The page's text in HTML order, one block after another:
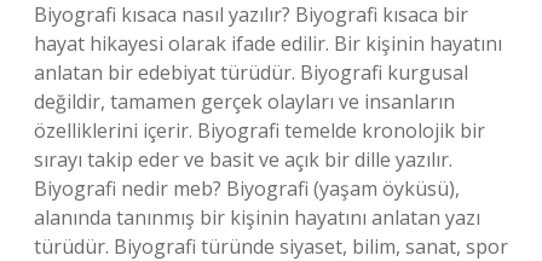
Biyografi kısaca nasıl yazılır? Biyografi kısaca bir
hayat hikayesi olarak ifade edilir. Bir kişinin hayatını
anlatan bir edebiyat türüdür. Biyografi kurgusal
değildir, tamamen gerçek olayları ve insanların
özelliklerini içerir. Biyografi temelde kronolojik bir
sırayı takip eder ve basit ve açık bir dille yazılır.
Biyografi nedir meb? Biyografi (yaşam öyküsü),
alanında tanınmış bir kişinin hayatını anlatan yazı
türüdür. Biyografi türünde siyaset, bilim, sanat, spor